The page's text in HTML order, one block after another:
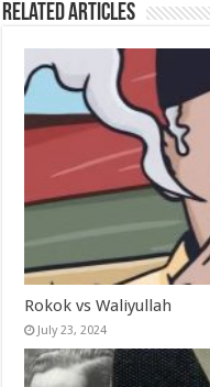
Related Articles
Rokok vs Waliyullah
July 23, 2024